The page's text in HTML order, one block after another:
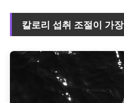
칼로리 섭취 조절이 가